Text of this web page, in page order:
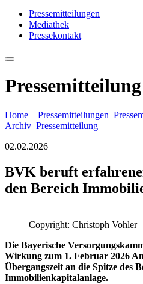
Pressemitteilungen
Mediathek
Pressekontakt
Pressemitteilung
Home Pressemitteilungen
Archiv Pressemitteilung
02.02.2026
BVK beruft
den Bereich
Copyright: Christoph Vohler
Die Bayerische
Wirkung zum 1. Februar 2026
Übergangszeit an die Spitze des
Immobilienkapitalanlage.